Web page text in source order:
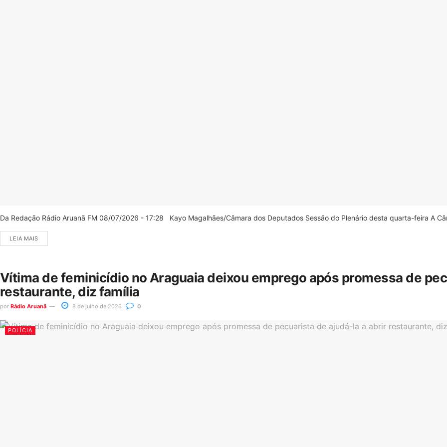
Da Redação Rádio Aruanã FM 08/07/2026 - 17:28 Kayo Magalhães/Câmara dos Deputados Sessão do Plenário desta quarta-feira A
LEIA MAIS
Vítima de feminicídio no Araguaia deixou emprego após promessa de
restaurante, diz família
por Rádio Aruanã 8 de julho de 2026 0
POLÍCIA